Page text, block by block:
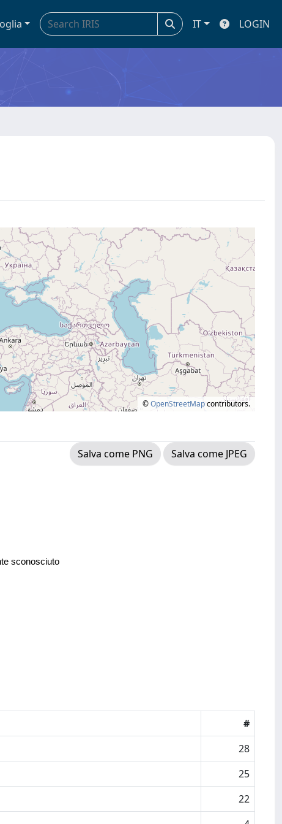
IT LOGIN
©OpenStreetMapcontributors.
Salva come PNG
Salva come JPEG
sconosciuto
#
28
25
22